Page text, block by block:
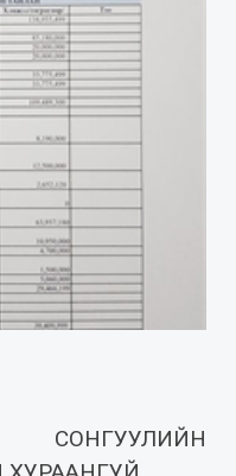
СОНГУУЛИЙН